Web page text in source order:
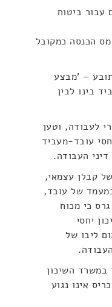
עבור ביטוח
מס הכנסה כמקובל
– 'מבצע
בינו לבין
לעבודה, וטען
עובד-מעביד
העבודה.
קבלן עצמאי,
של עובד,
כי מכוח
יחסי
ליבו של
השיכון
אינו נגוע